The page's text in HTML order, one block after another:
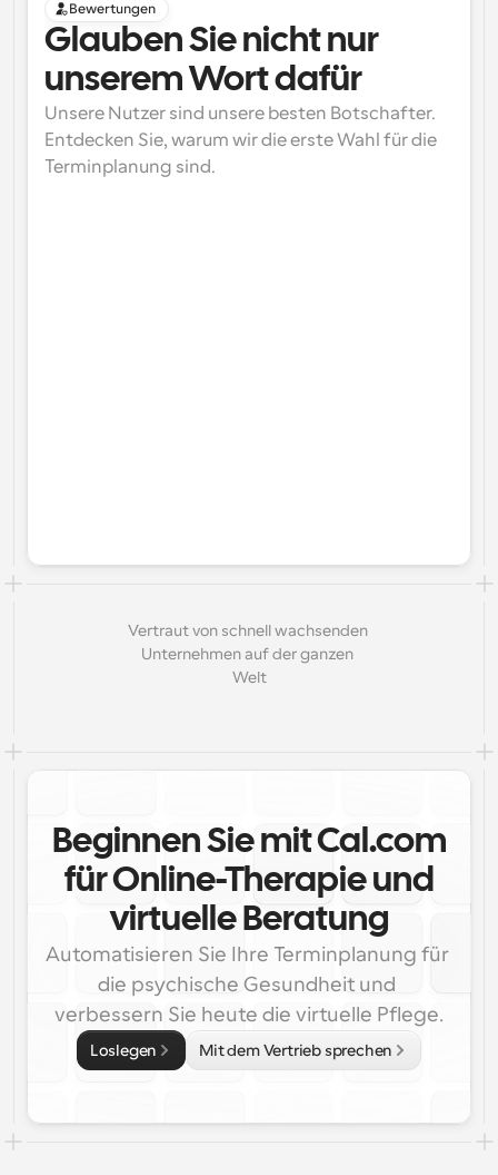
Bewertungen
Glauben Sie nicht nur
unserem Wort dafür
Unsere Nutzer sind unsere besten Botschafter.
Entdecken Sie, warum wir die erste Wahl für die
Terminplanung sind.
Vertraut von schnell wachsenden
Unternehmen auf der ganzen
Welt
Beginnen Sie mit Cal.com
für Online-Therapie und
virtuelle Beratung
Automatisieren Sie Ihre Terminplanung für
die psychische Gesundheit und
verbessern Sie heute die virtuelle Pflege.
Loslegen Mit dem Vertrieb sprechen